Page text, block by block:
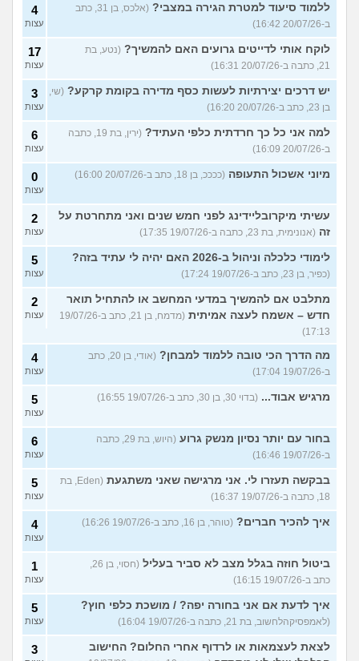
ללמוד סיעוד למטרת הגירה במצבי?
(אלכס, בן 31, כתב
ב-20/07/26 16:42)
4
עצות
לוקח אותי לדייטים גרועים האם להמשיך? (נטע, בת
21, כתבה ב-20/07/26 16:31)
17
עצות
יש דרכים יצירתיות לעשות כסף מדירה בקומת קרקע? (שי,
בן 23, כתב ב-20/07/26 16:20)
3
עצות
למה אני כל כך חרדתית כלפי העתיד?
(ירין, בת 19, כתבה
ב-20/07/26 16:09)
6
עצות
מיוני אשכול התעופה (ככככ, בן 18, כתב ב-20/07/26 16:00) 0
עצות
עשיתי מיקרובליידינג לפני חמש שנים ואני מתחרטת על
זה (אנונימית, בת 23, כתבה ב-19/07/26 17:35)
2
עצות
לימודי כלכלה וניהול ב-2026 האם יהיה לי עתיד בזה?
(כפיר, בן 23, כתב ב-19/07/26 17:24)
5
עצות
מתלבט אם להמשיך במדעי המחשב או להתחיל תואר
חדש – אשמח לעצה אמיתית
(מדמח, בן 21, כתב ב-19/07/26
17:13)
2
עצות
מה הדרך הכי טובה ללמוד למבחן?
(אודי, בן 20, כתב
ב-19/07/26 17:04)
4
עצות
מרגיש אבוד... (בדוי 30, בן 30, כתב ב-19/07/26 16:55) 5
עצות
בחור עם יותר נסיון מנשק גרוע
(היוש, בת 29, כתבה
ב-19/07/26 16:46)
6
עצות
בבקשה תעזרו לי. אני מרגישה שאני משתגעת
(Eden, בת
18, כתבה ב-19/07/26 16:37)
5
עצות
איך להכיר חברים? (טוהר, בן 16, כתב ב-19/07/26 16:26) 4
עצות
ביטול חוזה בגלל מצב לא סביר בעליל
(חסוי, בן 26,
כתב ב-19/07/26 16:15)
1
עצות
איך לדעת אם אני בחורה יפה? / מושכת כלפי חוץ?
(לאמפסיקהלחשוב, בת 21, כתבה ב-19/07/26 16:04)
5
עצות
לצאת לעצמאות או לרדוף אחרי החלום? החישוב
3